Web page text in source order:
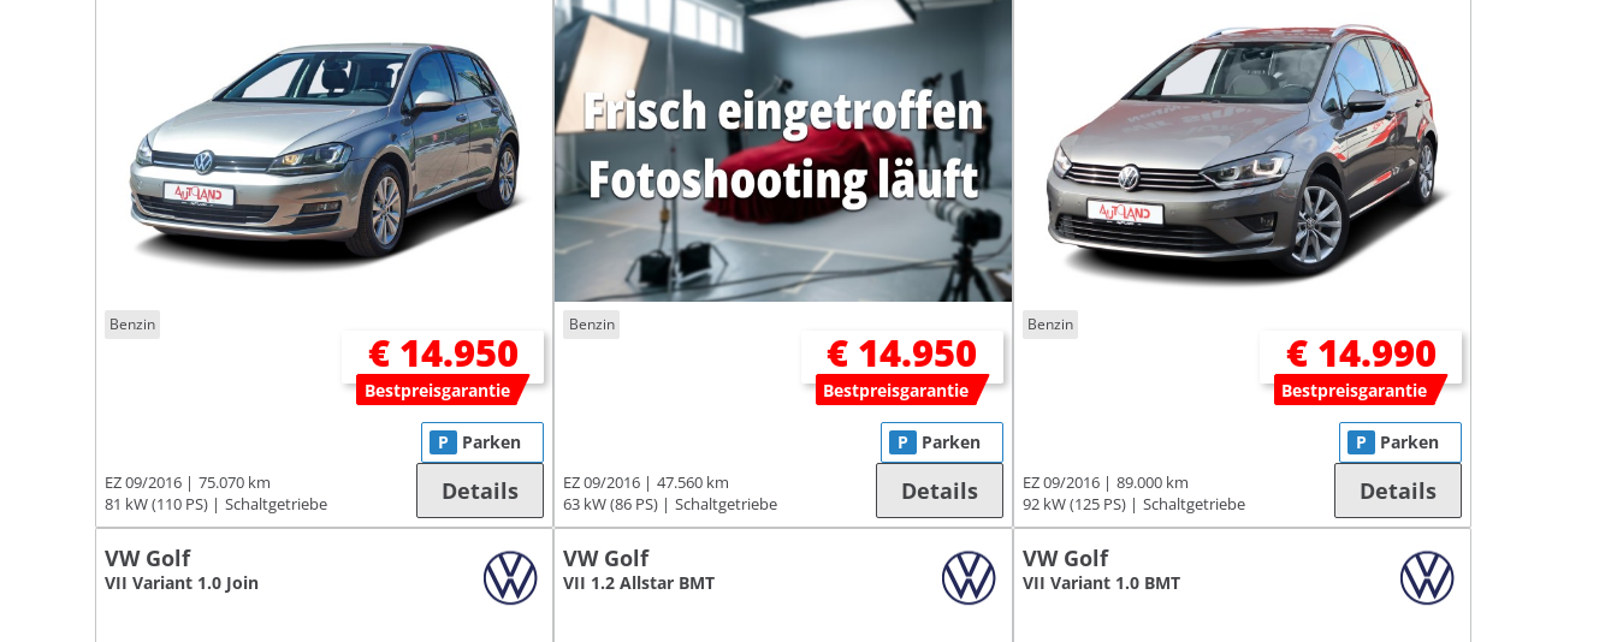
Benzin
€ 14.950
Bestpreisgarantie
EZ 09/2016
75.070 km
81 kW (110 PS)
Schaltgetriebe
P Parken
Details
Benzin
€ 14.950
Bestpreisgarantie
EZ 09/2016
47.560 km
63 kW (86 PS)
Schaltgetriebe
P Parken
Details
Benzin
€ 14.990
Bestpreisgarantie
EZ 09/2016
89.000 km
92 kW (125 PS)
Schaltgetriebe
P Parken
Details
VW Golf
VII Variant 1.0 Join
VW Golf
VII 1.2 Allstar BMT
VW Golf
VII Variant 1.0 BMT